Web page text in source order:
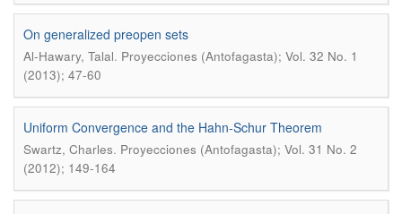
On generalized preopen sets
Al-Hawary, Talal. Proyecciones (Antofagasta); Vol. 32 No. 1
(2013); 47-60
Uniform Convergence and the Hahn-Schur Theorem
Swartz, Charles. Proyecciones (Antofagasta); Vol. 31 No. 2
(2012); 149-164